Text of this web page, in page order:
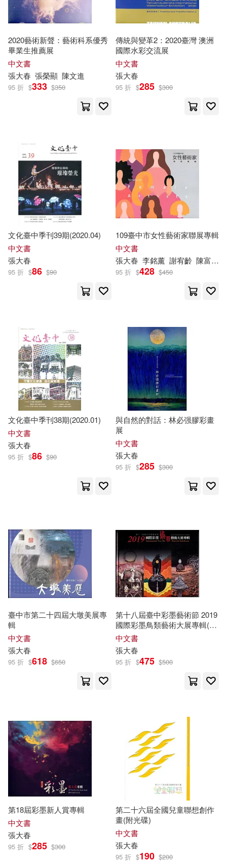
2020藝術新聲：藝術科系優秀
畢業生推薦展
中文書
張大春 張榮顯 陳文進
95 折 $333 $350
傳統與變革2：2020臺灣 澳洲
國際水彩交流展
中文書
張大春
95 折 $285 $300
文化臺中季刊39期(2020.04)
中文書
張大春
95 折 $86 $90
109臺中市女性藝術家聯展專輯
中文書
張大春 李銘薰 謝宥齡 陳富滿
95 折 $428 $450
文化臺中季刊38期(2020.01)
中文書
張大春
95 折 $86 $90
與自然的對話：林必强膠彩畫
展
中文書
張大春
95 折 $285 $300
臺中市第二十四屆大墩美展專
輯
中文書
張大春
95 折 $618 $650
第十八屆臺中彩墨藝術節 2019
國際彩墨鳥類藝術大展專輯(精
裝)
中文書
張大春
95 折 $475 $500
第18屆彩墨新人賞專輯
中文書
張大春
95 折 $285 $300
第二十六屆全國兒童聯想創作
畫(附光碟)
中文書
張大春
95 折 $190 $200